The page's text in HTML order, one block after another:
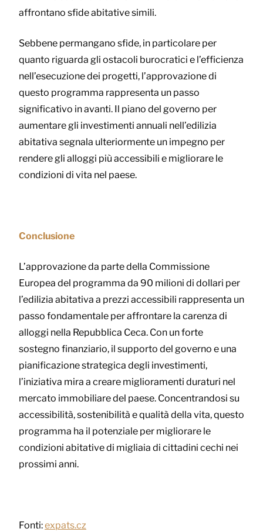
affrontano sfide abitative simili.
Sebbene permangano sfide, in particolare per
quanto riguarda gli ostacoli burocratici e l’efficienza
nell’esecuzione dei progetti, l’approvazione di
questo programma rappresenta un passo
significativo in avanti. Il piano del governo per
aumentare gli investimenti annuali nell’edilizia
abitativa segnala ulteriormente un impegno per
rendere gli alloggi più accessibili e migliorare le
condizioni di vita nel paese.
Conclusione
L’approvazione da parte della Commissione
Europea del programma da 90 milioni di dollari per
l’edilizia abitativa a prezzi accessibili rappresenta un
passo fondamentale per affrontare la carenza di
alloggi nella Repubblica Ceca. Con un forte
sostegno finanziario, il supporto del governo e una
pianificazione strategica degli investimenti,
l’iniziativa mira a creare miglioramenti duraturi nel
mercato immobiliare del paese. Concentrandosi su
accessibilità, sostenibilità e qualità della vita, questo
programma ha il potenziale per migliorare le
condizioni abitative di migliaia di cittadini cechi nei
prossimi anni.
Fonti:expats.cz